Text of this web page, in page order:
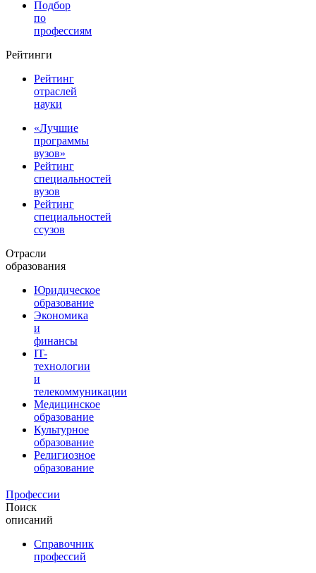
Подбор
по
профессиям
Рейтинги
Рейтинг
отраслей
науки
«Лучшие
программы
вузов»
Рейтинг
специальностей
вузов
Рейтинг
специальностей
ссузов
Отрасли
образования
Юридическое
образование
Экономика
и
финансы
IT-
технологии
и
телекоммуникации
Медицинское
образование
Культурное
образование
Религиозное
образование
Профессии
Поиск
описаний
Справочник
профессий